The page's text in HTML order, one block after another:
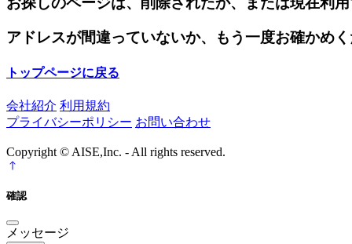
アドレスが間違っていないか、もう一度お確かめ
トップページに戻る
会社紹介 利用規約
プライバシーポリシー お問い合わせ
Copyright © AISE,Inc. - All rights reserved.
確認
メッセージ